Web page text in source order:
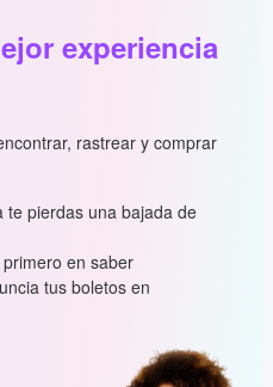
experiencia
rastrear y comprar
te pierdas una bajada de
en saber
tus boletos en